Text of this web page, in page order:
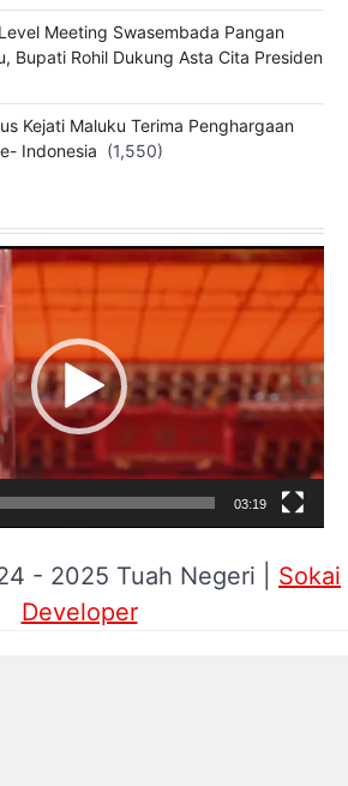
Meeting Swasembada Pangan
Bupati Rohil Dukung Asta Cita Presiden
Kejati Maluku Terima Penghargaan
Indonesia (1,550)
03:19
- 2025 Tuah Negeri | Sokai
Developer